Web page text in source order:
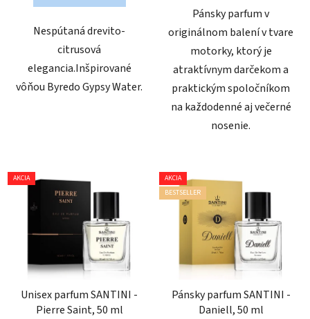
Nespútaná drevito-
citrusová
elegancia.Inšpirované
vôňou Byredo Gypsy Water.
Pánsky parfum v
originálnom balení v tvare
motorky, ktorý je
atraktívnym darčekom a
praktickým spoločníkom
na každodenné aj večerné
nosenie.
AKCIA
Unisex parfum SANTINI -
Pierre Saint, 50 ml
AKCIA
BESTSELLER
Pánsky parfum SANTINI -
Daniell, 50 ml